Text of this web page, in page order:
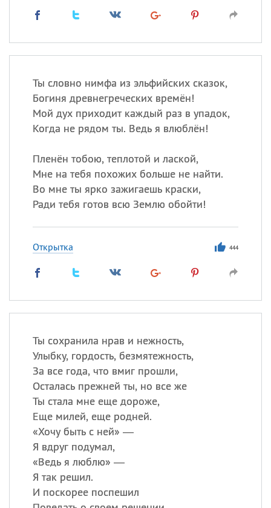
Ты словно нимфа из эльфийских сказок,
Богиня древнегреческих времён!
Мой дух приходит каждый раз в упадок,
Когда не рядом ты. Ведь я влюблён!
Пленён тобою, теплотой и лаской,
Мне на тебя похожих больше не найти.
Во мне ты ярко зажигаешь краски,
Ради тебя готов всю Землю обойти!
Открытка 444
Ты сохранила нрав и нежность,
Улыбку, гордость, безмятежность,
За все года, что вмиг прошли,
Осталась прежней ты, но все же
Ты стала мне еще дороже,
Еще милей, еще родней.
«Хочу быть с ней» —
Я вдруг подумал,
«Ведь я люблю» —
Я так решил.
И поскорее поспешил